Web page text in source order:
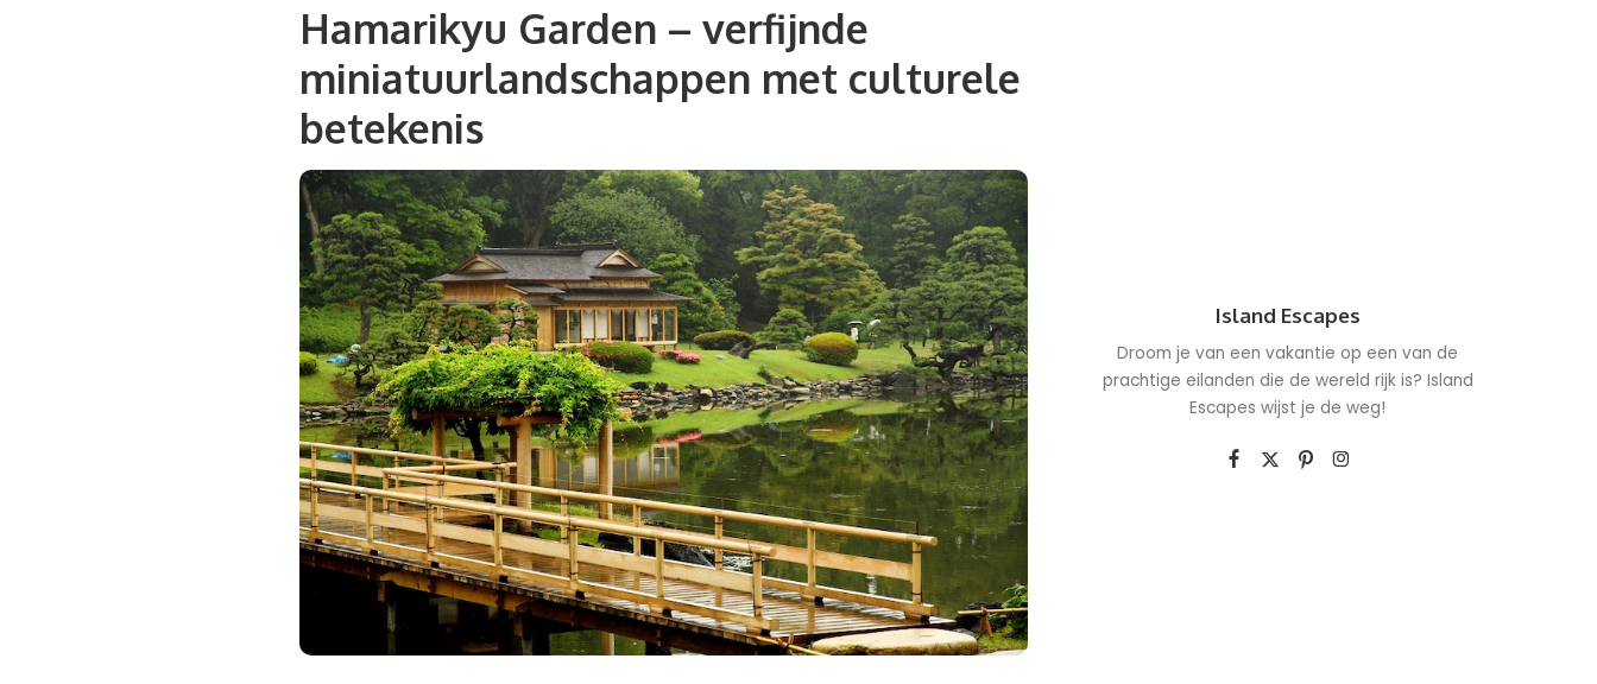
Hamarikyu Garden – verfijnde
miniatuurlandschappen met culturele
betekenis
Island Escapes
Droom je van een vakantie op een van de
prachtige eilanden die de wereld rijk is? Island
Escapes wijst je de weg!